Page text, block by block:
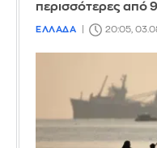
περισσότερες από
ΕΛΛΑΔΑ 20:05,